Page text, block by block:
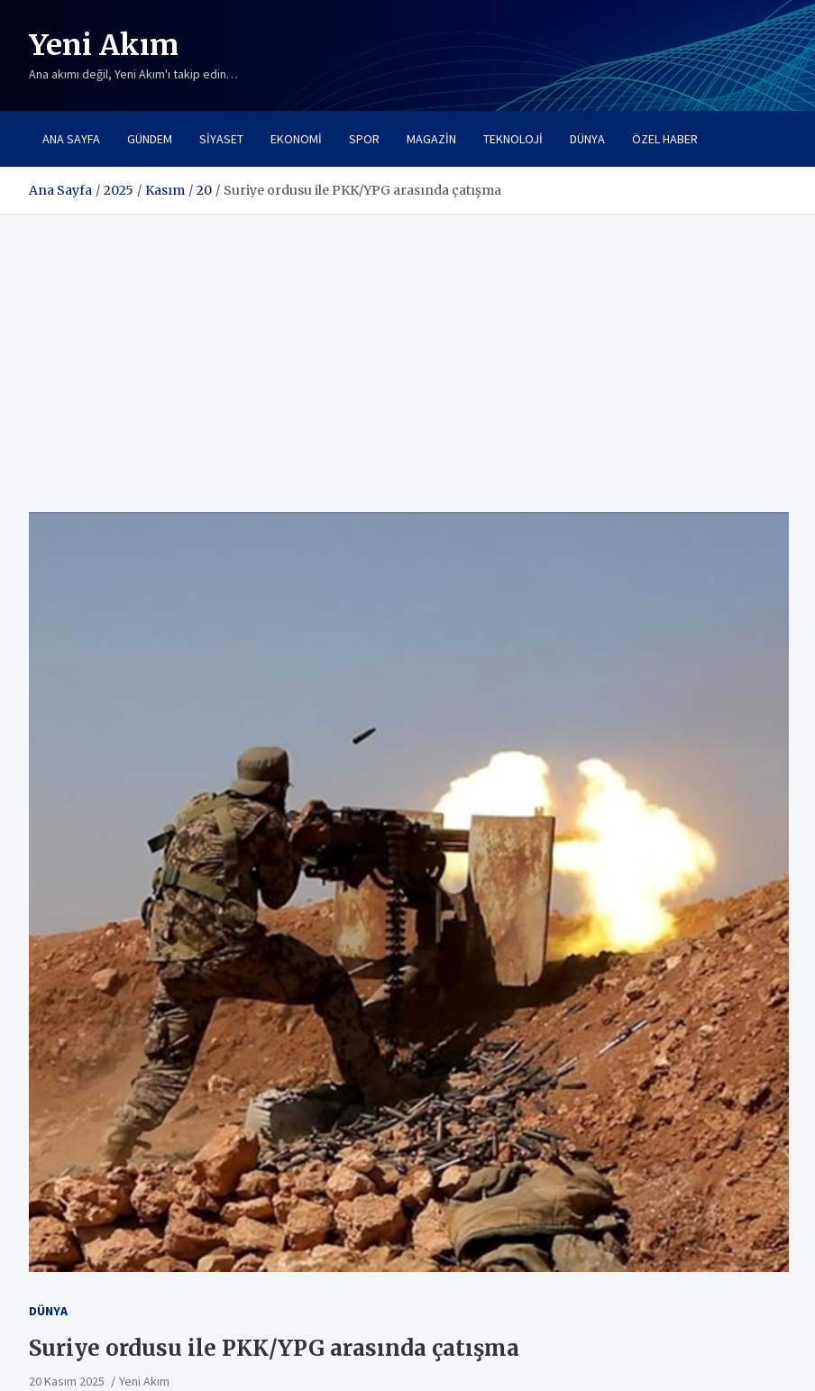
contentYeni Akım
Ana akımı değil, Yeni Akım'ı takip edin…
ANA SAYFA GÜNDEM SIYASET EKONOMI SPOR MAGAZIN TEKNOLOJI DÜNYA ÖZEL HABER
Ana Sayfa 2025 Kasım 20 Suriye ordusu ile PKK/YPG arasında çatışma
DÜNYA
Suriye ordusu ile PKK/YPG arasında çatışma
20 Kasım 2025 Yeni Akım